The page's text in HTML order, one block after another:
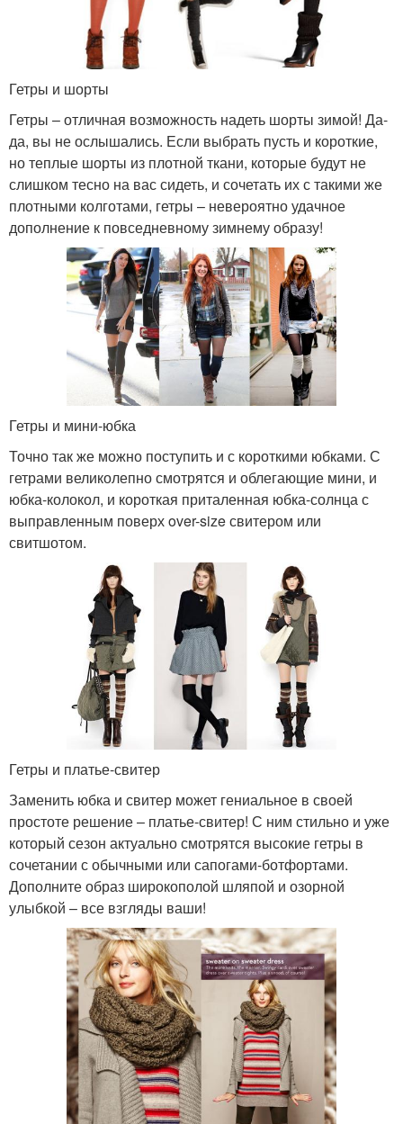
Гетры и шорты
Гетры – отличная возможность надеть шорты зимой! Да-
да, вы не ослышались. Если выбрать пусть и короткие,
но теплые шорты из плотной ткани, которые будут не
слишком тесно на вас сидеть, и сочетать их с такими же
плотными колготами, гетры – невероятно удачное
дополнение к повседневному зимнему образу!
Гетры и мини-юбка
Точно так же можно поступить и с короткими юбками. С
гетрами великолепно смотрятся и облегающие мини, и
юбка-колокол, и короткая приталенная юбка-солнца с
выправленным поверх over-size свитером или
свитшотом.
Гетры и платье-свитер
Заменить юбка и свитер может гениальное в своей
простоте решение – платье-свитер! С ним стильно и уже
который сезон актуально смотрятся высокие гетры в
сочетании с обычными или сапогами-ботфортами.
Дополните образ широкополой шляпой и озорной
улыбкой – все взгляды ваши!